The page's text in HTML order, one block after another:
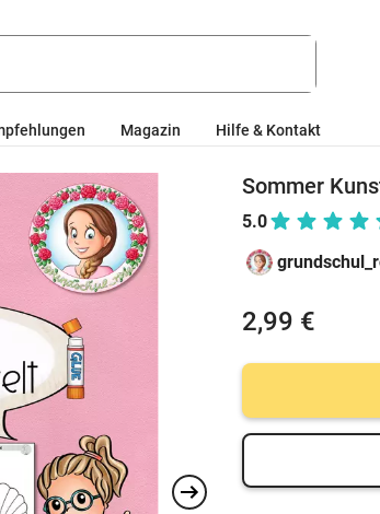
Magazin Hilfe & Kontakt
Sommer
5.0
2,99 €